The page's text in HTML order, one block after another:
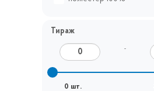
Тираж
–
0 шт.